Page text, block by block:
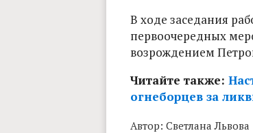
В ходе заседания
первоочередных
возрождением
Читайте также:
огнеборцев за
Автор: Светлана Львова